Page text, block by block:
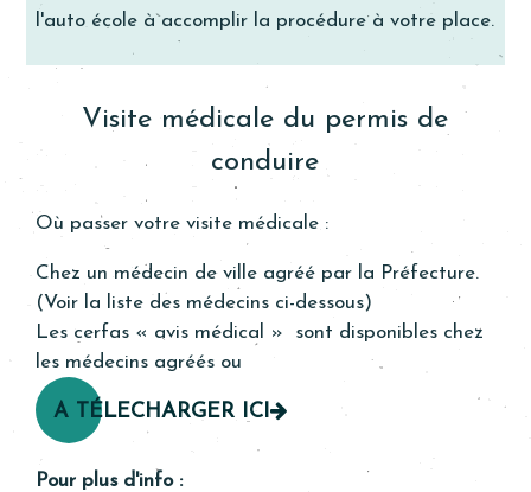
l'auto école à accomplir la procédure à votre place.
Visite médicale du permis de
conduire
Où passer votre visite médicale :
Chez un médecin de ville agréé par la Préfecture.
(Voir la liste des médecins ci-dessous)
Les cerfas « avis médical » sont disponibles chez
les médecins agréés ou
A TÉLECHARGER ICI
Pour plus d'info :